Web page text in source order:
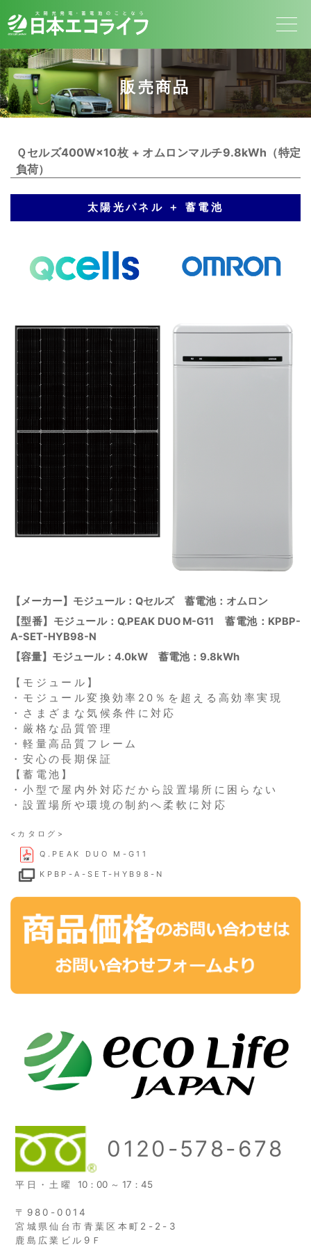
販売商品
Ｑセルズ400W×10枚 + オムロンマルチ9.8kWh（特定
負荷）
太陽光パネル ＋ 蓄電池
【メーカー】モジュール：Qセルズ 蓄電池：オムロン
【型番】モジュール：Q.PEAK DUO M-G11 蓄電池：KPBP-
A-SET-HYB98-N
【容量】モジュール：4.0kW 蓄電池：9.8kWh
【モジュール】
・モジュール変換効率20％を超える高効率実現
・さまざまな気候条件に対応
・厳格な品質管理
・軽量高品質フレーム
・安心の長期保証
【蓄電池】
・小型で屋内外対応だから設置場所に困らない
・設置場所や環境の制約へ柔軟に対応
<カタログ>
Q.PEAK DUO M-G11
KPBP-A-SET-HYB98-N
0120-578-678
平日・土曜 10：00 ～ 17：45
〒980-0014
宮城県仙台市青葉区本町2-2-3
鹿島広業ビル9Ｆ